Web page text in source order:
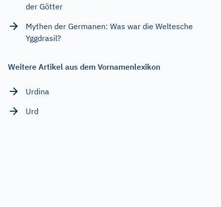
der Götter
Mythen der Germanen: Was war die Weltesche
Yggdrasil?
Weitere Artikel aus dem Vornamenlexikon
Urdina
Urd